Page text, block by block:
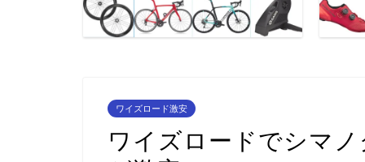
ワイズロード激安
ワイズロードでシマ